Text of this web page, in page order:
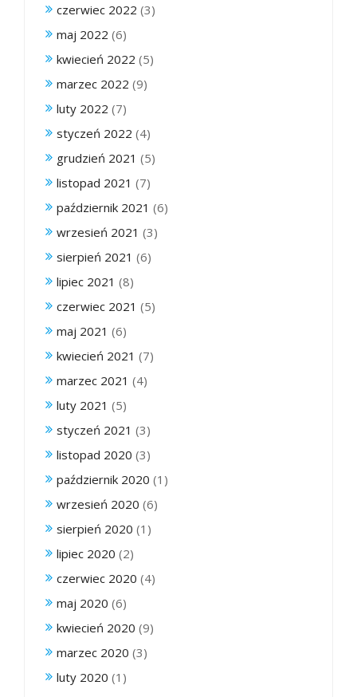
czerwiec 2022 (3)
maj 2022 (6)
kwiecień 2022 (5)
marzec 2022 (9)
luty 2022 (7)
styczeń 2022 (4)
grudzień 2021 (5)
listopad 2021 (7)
październik 2021 (6)
wrzesień 2021 (3)
sierpień 2021 (6)
lipiec 2021 (8)
czerwiec 2021 (5)
maj 2021 (6)
kwiecień 2021 (7)
marzec 2021 (4)
luty 2021 (5)
styczeń 2021 (3)
listopad 2020 (3)
październik 2020 (1)
wrzesień 2020 (6)
sierpień 2020 (1)
lipiec 2020 (2)
czerwiec 2020 (4)
maj 2020 (6)
kwiecień 2020 (9)
marzec 2020 (3)
luty 2020 (1)